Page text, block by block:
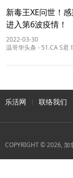
新毒王XE问世！
进入第6波疫情！
2022-03-30
温哥华头条 - 51.CA S君
乐活网 联络我们
COPYRIGHT © 2026, 加